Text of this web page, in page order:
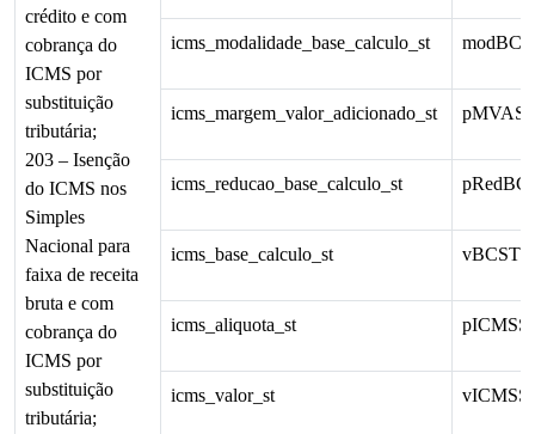
crédito e com
cobrança do
ICMS por
substituição
tributária;
203 – Isenção
do ICMS nos
Simples
Nacional para
faixa de receita
bruta e com
cobrança do
ICMS por
substituição
tributária;
icms_modalidade_base_calculo_st
icms_margem_valor_adicionado_st
icms_reducao_base_calculo_st
icms_base_calculo_st vBCST
icms_aliquota_st
icms_valor_st